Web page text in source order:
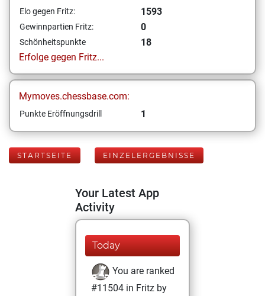
Elo gegen Fritz: 1593
Gewinnpartien Fritz: 0
Schönheitspunkte
18
Erfolge gegen Fritz...
Mymoves.chessbase.com:
Punkte Eröffnungsdrill 1
STARTSEITE EINZELERGEBNISSE
Your Latest App
Activity
Today
You are ranked
#11504 in Fritz by